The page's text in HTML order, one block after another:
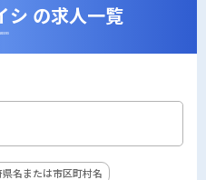
シ の求人一覧
名または市区町村名